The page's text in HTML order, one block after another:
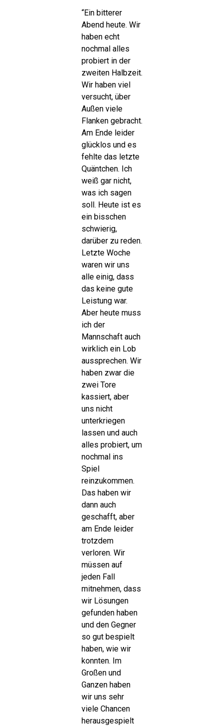
“Ein bitterer
Abend heute. Wir
haben echt
nochmal alles
probiert in der
zweiten Halbzeit.
Wir haben viel
versucht, über
Außen viele
Flanken gebracht.
Am Ende leider
glücklos und es
fehlte das letzte
Quäntchen. Ich
weiß gar nicht,
was ich sagen
soll. Heute ist es
ein bisschen
schwierig,
darüber zu reden.
Letzte Woche
waren wir uns
alle einig, dass
das keine gute
Leistung war.
Aber heute muss
ich der
Mannschaft auch
wirklich ein Lob
aussprechen. Wir
haben zwar die
zwei Tore
kassiert, aber
uns nicht
unterkriegen
lassen und auch
alles probiert, um
nochmal ins
Spiel
reinzukommen.
Das haben wir
dann auch
geschafft, aber
am Ende leider
trotzdem
verloren. Wir
müssen auf
jeden Fall
mitnehmen, dass
wir Lösungen
gefunden haben
und den Gegner
so gut bespielt
haben, wie wir
konnten. Im
Großen und
Ganzen haben
wir uns sehr
viele Chancen
herausgespielt